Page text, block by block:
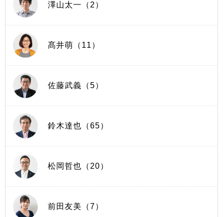
澤山太一（2）
髙井萌（11）
佐藤武義（5）
鈴木達也（65）
松岡哲也（20）
前田友美（7）